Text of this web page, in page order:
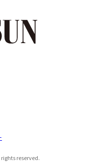
rights reserved.